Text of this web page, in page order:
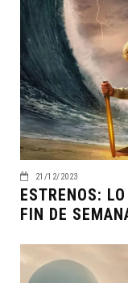
21/12/2023
ESTRENOS:
FIN DE